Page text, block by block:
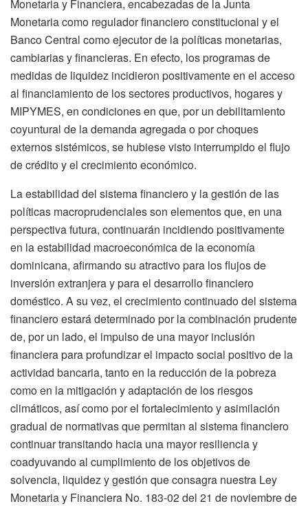
Monetaria y Financiera, encabezadas de la Junta
Monetaria como regulador financiero constitucional y el
Banco Central como ejecutor de la políticas monetarias,
cambiarias y financieras. En efecto, los programas de
medidas de liquidez incidieron positivamente en el acceso
al financiamiento de los sectores productivos, hogares y
MIPYMES, en condiciones en que, por un debilitamiento
coyuntural de la demanda agregada o por choques
externos sistémicos, se hubiese visto interrumpido el flujo
de crédito y el crecimiento económico.
La estabilidad del sistema financiero y la gestión de las
políticas macroprudenciales son elementos que, en una
perspectiva futura, continuarán incidiendo positivamente
en la estabilidad macroeconómica de la economía
dominicana, afirmando su atractivo para los flujos de
inversión extranjera y para el desarrollo financiero
doméstico. A su vez, el crecimiento continuado del sistema
financiero estará determinado por la combinación prudente
de, por un lado, el impulso de una mayor inclusión
financiera para profundizar el impacto social positivo de la
actividad bancaria, tanto en la reducción de la pobreza
como en la mitigación y adaptación de los riesgos
climáticos, así como por el fortalecimiento y asimilación
gradual de normativas que permitan al sistema financiero
continuar transitando hacia una mayor resiliencia y
coadyuvando al cumplimiento de los objetivos de
solvencia, liquidez y gestión que consagra nuestra Ley
Monetaria y Financiera No. 183-02 del 21 de noviembre de